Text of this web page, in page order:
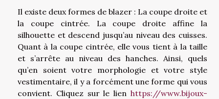
Il existe deux formes de blazer : La coupe droite et
la coupe cintrée. La coupe droite affine la
silhouette et descend jusqu’au niveau des cuisses.
Quant à la coupe cintrée, elle vous tient à la taille
et s’arrête au niveau des hanches. Ainsi, quels
qu’en soient votre morphologie et votre style
vestimentaire, il y a forcément une forme qui vous
convient. Cliquez sur le lien https://www.bijoux-